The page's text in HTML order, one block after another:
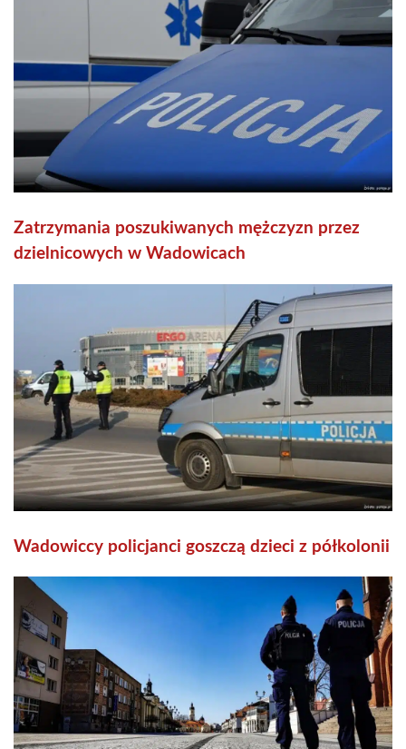
Zatrzymania poszukiwanych mężczyzn przez
dzielnicowych w Wadowicach
Wadowiccy policjanci goszczą dzieci z półkolonii